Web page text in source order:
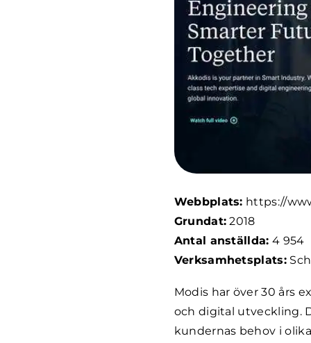
Webbplats: https://
Grundat: 2018
Antal anställda: 4 954
Verksamhetsplats:
Modis har över 30 års
och digital utveckling.
kundernas behov i